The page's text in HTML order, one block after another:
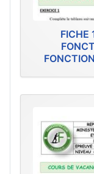
FICHE